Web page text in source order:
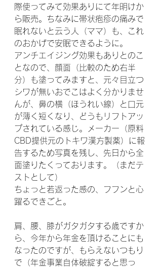
際使ってみて効果ありにて年明けか
ら販売。ちなみに帯状疱疹の痛みで
眠れないと云う人（ママ）も、これ
のおかげで安眠できるように。
アンチエイジング効果もありとのこ
となので、顔面（比較のため右半
分）も塗ってみますと、元々目立つ
シワが無いおでこはよく分かりませ
んが、鼻の横（ほうれい線）と口元
が薄く短くなり、どうもリフトアッ
プされている感じ。メーカー（原料
CBD提供元のトキワ漢方製薬）に報
告するため写真を残し、先日から全
面塗りたくっております。（まだテ
ストとして）
ちょっと若返った感の、フフンと心
躍るできごと。
肩、腰、膝がガタガタする歳ですか
ら、今年から年金を頂けることにも
なったのですが、もらえないつもり
で（年金事業自体破綻すると思っ